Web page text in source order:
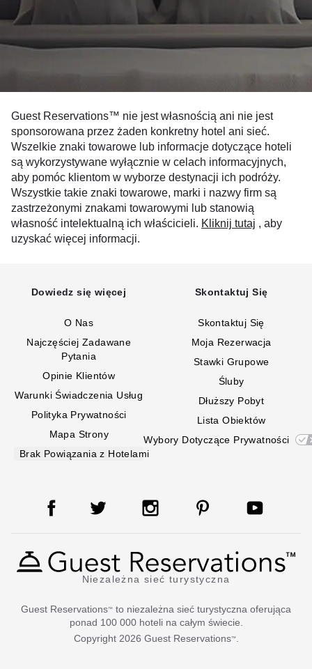
Guest Reservations™ nie jest własnością ani nie jest
sponsorowana przez żaden konkretny hotel ani sieć.
Wszelkie znaki towarowe lub informacje dotyczące hoteli
są wykorzystywane wyłącznie w celach informacyjnych,
aby pomóc klientom w wyborze destynacji ich podróży.
Wszystkie takie znaki towarowe, marki i nazwy firm są
zastrzeżonymi znakami towarowymi lub stanowią
własność intelektualną ich właścicieli. Kliknij tutaj , aby
uzyskać więcej informacji.
Dowiedz się więcej
O Nas
Najczęściej Zadawane
Pytania
Opinie Klientów
Warunki Świadczenia Usług
Polityka Prywatności
Mapa Strony
Brak Powiązania z Hotelami
Skontaktuj Się
Skontaktuj Się
Moja Rezerwacja
Stawki Grupowe
Śluby
Dłuższy Pobyt
Lista Obiektów
Wybory Dotyczące Prywatności
Niezależna sieć turystyczna
Guest Reservations™ to niezależna sieć turystyczna oferująca
ponad 100 000 hoteli na całym świecie.
Copyright 2026 Guest Reservations™.